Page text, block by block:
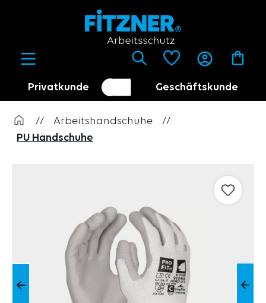
Privatkunde
Kundenumschalter
Geschäftskunde
Händler
// Arbeitshandschuhe
//
PU Handschuhe